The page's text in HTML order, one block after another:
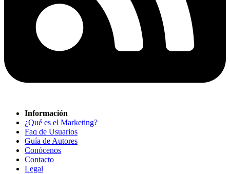
Información
¿Qué es el Marketing?
Faq de Usuarios
Guía de Autores
Conócenos
Contacto
Legal